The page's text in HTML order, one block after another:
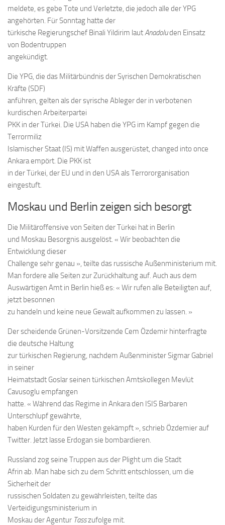
meldete, es gebe Tote und Verletzte, die jedoch alle der YPG
angehörten. Für Sonntag hatte der
türkische Regierungschef Binali Yildirim lautAnadoluden Einsatz
von Bodentruppen
angekündigt.
Die YPG, die das Militärbündnis der Syrischen Demokratischen
Kräfte (SDF)
anführen, gelten als der syrische Ableger der in verbotenen
kurdischen Arbeiterpartei
PKK in der Türkei. Die USA haben die YPG im Kampf gegen die
Terrormiliz
Islamischer Staat (IS) mit Waffen ausgerüstet, changed into once
Ankara empört. Die PKK ist
in der Türkei, der EU und in den USA als Terrororganisation
eingestuft.
Moskau und Berlin zeigen sich besorgt
Die Militäroffensive von Seiten der Türkei hat in Berlin
und Moskau Besorgnis ausgelöst. « Wir beobachten die
Entwicklung dieser
Challenge sehr genau », teilte das russische Außenministerium mit.
Man fordere alle Seiten zur Zurückhaltung auf. Auch aus dem
Auswärtigen Amt in Berlin hieß es: « Wir rufen alle Beteiligten auf,
jetzt besonnen
zu handeln und keine neue Gewalt aufkommen zu lassen. »
Der scheidende Grünen-Vorsitzende Cem Özdemir hinterfragte
die deutsche Haltung
zur türkischen Regierung, nachdem Außenminister Sigmar Gabriel
in seiner
Heimatstadt Goslar seinen türkischen Amtskollegen Mevlüt
Cavusoglu empfangen
hatte. « Während das Regime in Ankara den ISIS Barbaren
Unterschlupf gewährte,
haben Kurden für den Westen gekämpft », schrieb Özdemier auf
Twitter. Jetzt lasse Erdogan sie bombardieren.
Russland zog seine Truppen aus der Plight um die Stadt
Afrin ab. Man habe sich zu dem Schritt entschlossen, um die
Sicherheit der
russischen Soldaten zu gewährleisten, teilte das
Verteidigungsministerium in
Moskau der Agentur Tasszufolge mit.